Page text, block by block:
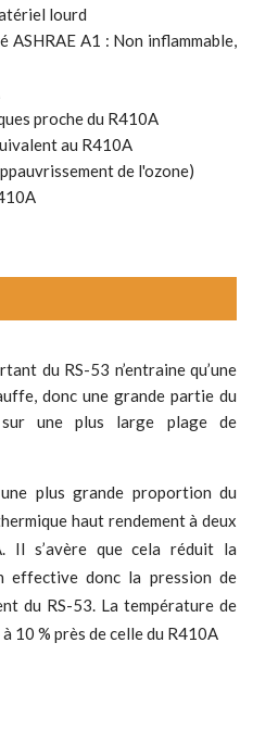
lourd
ASHRAE A1 : Non inflammable,
proche du R410A
au R410A
de l'ozone)
du RS-53 n’entraine qu’une
donc une grande partie du
sur une plus large plage de
plus grande proportion du
haut rendement à deux
Il s’avère que cela réduit la
effective donc la pression de
du RS-53. La température de
10 % près de celle du R410A